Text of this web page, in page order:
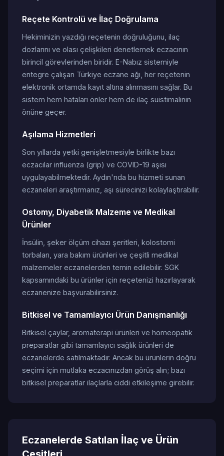
Reçete Kontrolü ve İlaç Doğrulama
Hekiminizin yazdığı reçetenin doğruluğunu, ilaç
dozlarını ve olası çelişkileri denetlemek eczacının
birincil görevlerinden biridir. E-Nabız sistemiyle
entegre çalışan Türkiye eczane ağı, her reçetenin
elektronik ortamda kayıt altına alınmasını sağlar. Bu
sistem hem hataları önler hem de ilaç suistimalinin
önüne geçer.
Aşılama Hizmetleri
Son yıllarda yetki genişletmesiyle birlikte bazı
eczacılar influenza (grip) ve COVID-19 aşısı
uygulayabilmektedir. Aydın'nda bu hizmeti sunan
eczaneleri araştırmanız, aşı sürecinizi kolaylaştırabilir.
Ostomy, Diyabetik Malzeme ve Medikal
Ürünler
İnsülin, şeker ölçüm cihazı şeritleri, kolostomi
torbaları, yara bakım ürünleri ve çeşitli medikal
malzemeler eczanelerden temin edilebilir. SGK
kapsamındaki bu ürünler için reçetenizi hazırlayarak
eczanenize başvurabilirsiniz.
Bitkisel ve Tamamlayıcı Ürün Danışmanlığı
Bitkisel çaylar, aromaterapi ürünleri ve homeopatik
preparatlar gibi tamamlayıcı sağlık ürünleri de
eczanelerde satılmaktadır. Ancak bu ürünlerin doğru
seçimi için mutlaka eczacınızdan görüş alın; bazı
bitkisel preparatlar ilaçlarla ciddi etkileşime girebilir.
Eczanelerde Satılan İlaç ve Ürün